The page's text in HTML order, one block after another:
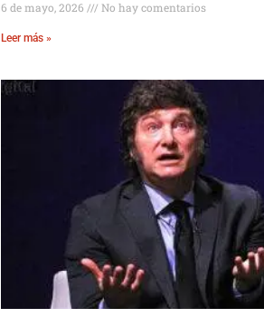
6 de mayo, 2026 No hay comentarios
Leer más »